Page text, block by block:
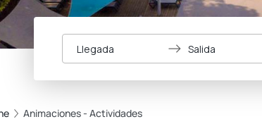
Llegada Salida
Animaciones - Actividades